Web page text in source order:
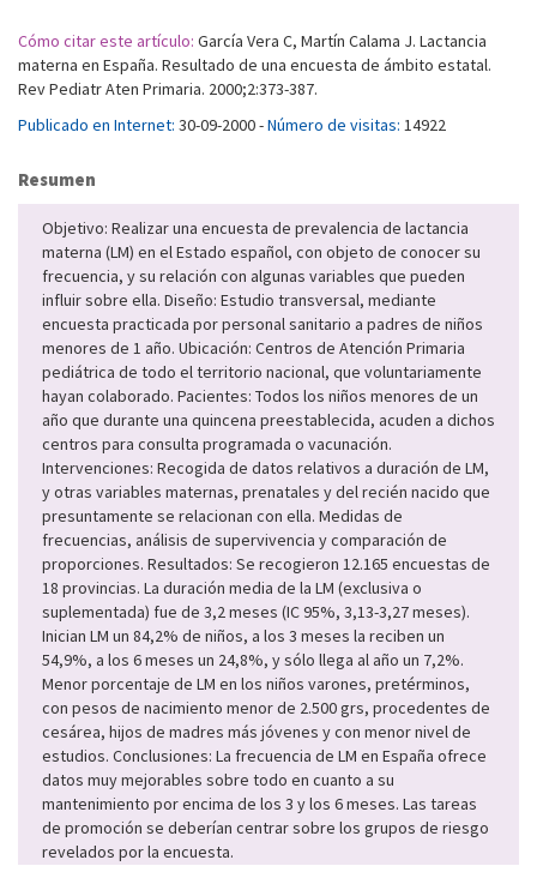
Cómo citar este artículo: García Vera C, Martín Calama J. Lactancia
materna en España. Resultado de una encuesta de ámbito estatal.
Rev Pediatr Aten Primaria. 2000;2:373-387.
Publicado en Internet: 30-09-2000 -Número de visitas: 14922
Resumen
Objetivo: Realizar una encuesta de prevalencia de lactancia
materna (LM) en el Estado español, con objeto de conocer su
frecuencia, y su relación con algunas variables que pueden
influir sobre ella. Diseño: Estudio transversal, mediante
encuesta practicada por personal sanitario a padres de niños
menores de 1 año. Ubicación: Centros de Atención Primaria
pediátrica de todo el territorio nacional, que voluntariamente
hayan colaborado. Pacientes: Todos los niños menores de un
año que durante una quincena preestablecida, acuden a dichos
centros para consulta programada o vacunación.
Intervenciones: Recogida de datos relativos a duración de LM,
y otras variables maternas, prenatales y del recién nacido que
presuntamente se relacionan con ella. Medidas de
frecuencias, análisis de supervivencia y comparación de
proporciones. Resultados: Se recogieron 12.165 encuestas de
18 provincias. La duración media de la LM (exclusiva o
suplementada) fue de 3,2 meses (IC 95%, 3,13-3,27 meses).
Inician LM un 84,2% de niños, a los 3 meses la reciben un
54,9%, a los 6 meses un 24,8%, y sólo llega al año un 7,2%.
Menor porcentaje de LM en los niños varones, pretérminos,
con pesos de nacimiento menor de 2.500 grs, procedentes de
cesárea, hijos de madres más jóvenes y con menor nivel de
estudios. Conclusiones: La frecuencia de LM en España ofrece
datos muy mejorables sobre todo en cuanto a su
mantenimiento por encima de los 3 y los 6 meses. Las tareas
de promoción se deberían centrar sobre los grupos de riesgo
revelados por la encuesta.